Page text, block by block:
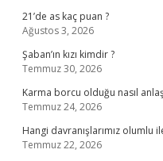
21’de as kaç puan ?
Ağustos 3, 2026
Şaban’ın kızı kimdir ?
Temmuz 30, 2026
Karma borcu olduğu nasıl
Temmuz 24, 2026
Hangi davranışlarımız olumlu
Temmuz 22, 2026